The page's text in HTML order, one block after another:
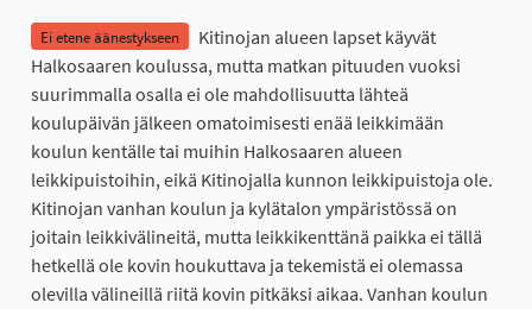
Ei etene äänestykseen
Kitinojan alueen lapset käyvät
Halkosaaren koulussa, mutta matkan pituuden vuoksi
suurimmalla osalla ei ole mahdollisuutta lähteä
koulupäivän jälkeen omatoimisesti enää leikkimään
koulun kentälle tai muihin Halkosaaren alueen
leikkipuistoihin, eikä Kitinojalla kunnon leikkipuistoja ole.
Kitinojan vanhan koulun ja kylätalon ympäristössä on
joitain leikkivälineitä, mutta leikkikenttänä paikka ei tällä
hetkellä ole kovin houkuttava ja tekemistä ei olemassa
olevilla välineillä riitä kovin pitkäksi aikaa. Vanhan koulun